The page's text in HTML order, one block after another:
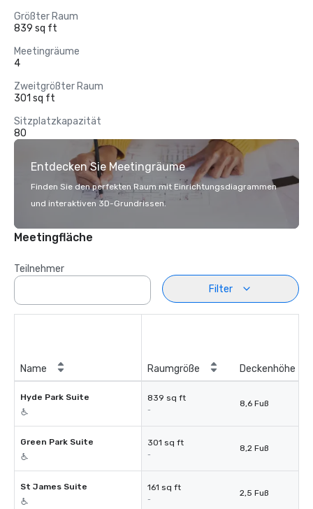
Größter Raum
839 sq ft
Meetingräume
4
Zweitgrößter Raum
301 sq ft
Sitzplatzkapazität
80
Entdecken Sie Meetingräume
Finden Sie den perfekten Raum mit Einrichtungsdiagrammen
und interaktiven 3D-Grundrissen.
Meetingfläche
Teilnehmer
Filter
Name Raumgröße Deckenhöhe
Hyde Park Suite 839 sq ft
-
8,6 Fuß
Green Park Suite 301 sq ft
-
8,2 Fuß
St James Suite 161 sq ft
-
2,5 Fuß